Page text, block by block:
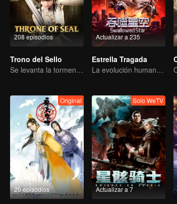
208 episodios
Trono del Sello
Se levanta la tormenta, cae el trono
Actualizar a 235
Estrella Tragada
La evolución humana es la única respuesta.
20 episodios
Original
Actualizar a 7
Solo WeTV